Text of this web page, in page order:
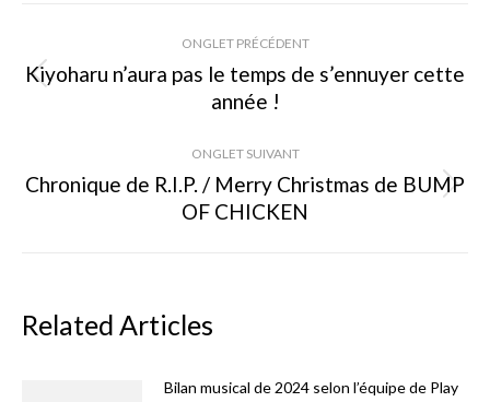
Navigation
de
commentaire
ONGLET PRÉCÉDENT
Onglet
précédent
Kiyoharu n’aura pas le temps de s’ennuyer cette
année !
ONGLET SUIVANT
Onglet
suivant
Chronique de R.I.P. / Merry Christmas de BUMP
OF CHICKEN
Related Articles
Bilan musical de 2024 selon l’équipe de Play